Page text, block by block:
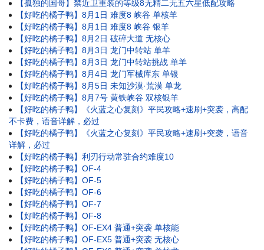
【孤独的国哥】禁近卫重装的等级8无精二无五六星低配攻略
【好吃的橘子鸭】8月1日 难度8 峡谷 单核羊
【好吃的橘子鸭】8月1日 难度8 峡谷 银羊
【好吃的橘子鸭】8月2日 破碎大道 无核心
【好吃的橘子鸭】8月3日 龙门中转站 单羊
【好吃的橘子鸭】8月3日 龙门中转站挑战 单羊
【好吃的橘子鸭】8月4日 龙门军械库东 单银
【好吃的橘子鸭】8月5日 未知沙漠·荒漠 单龙
【好吃的橘子鸭】8月7号 黄铁峡谷 双核银羊
【好吃的橘子鸭】《火蓝之心复刻》平民攻略+速刷+突袭，高配
不卡费，语音详解，必过
【好吃的橘子鸭】《火蓝之心复刻》平民攻略+速刷+突袭，语音
详解，必过
【好吃的橘子鸭】利刃行动常驻合约难度10
【好吃的橘子鸭】OF-4
【好吃的橘子鸭】OF-5
【好吃的橘子鸭】OF-6
【好吃的橘子鸭】OF-7
【好吃的橘子鸭】OF-8
【好吃的橘子鸭】OF-EX4 普通+突袭 单核能
【好吃的橘子鸭】OF-EX5 普通+突袭 无核心